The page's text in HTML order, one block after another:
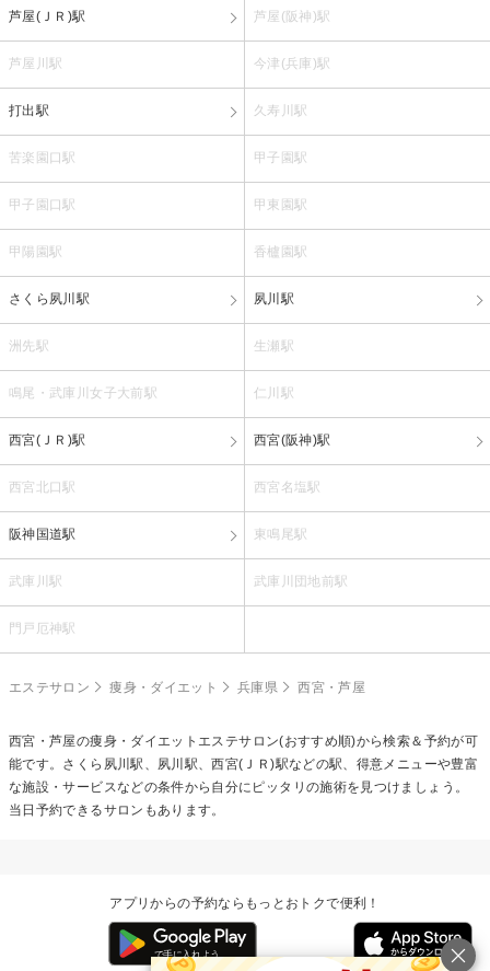
芦屋(ＪＲ)駅 芦屋(阪神)駅
芦屋川駅 今津(兵庫)駅
打出駅 久寿川駅
苦楽園口駅 甲子園駅
甲子園口駅 甲東園駅
甲陽園駅 香櫨園駅
さくら夙川駅 夙川駅
洲先駅 生瀬駅
鳴尾・武庫川女子大前駅 仁川駅
西宮(ＪＲ)駅 西宮(阪神)駅
西宮北口駅 西宮名塩駅
阪神国道駅 東鳴尾駅
武庫川駅 武庫川団地前駅
門戸厄神駅
エステサロン 痩身・ダイエット 兵庫県 西宮・芦屋
西宮・芦屋の痩身・ダイエットエステサロン(おすすめ順)から検索＆予約が可
能です。さくら夙川駅、夙川駅、西宮(ＪＲ)駅などの駅、得意メニューや豊富
な施設・サービスなどの条件から自分にピッタリの施術を見つけましょう。
当日予約できるサロンもあります。
アプリからの予約ならもっとおトクで便利！